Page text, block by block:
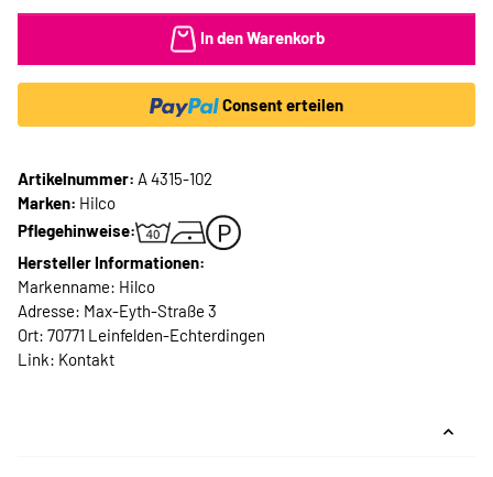
In den Warenkorb
Consent erteilen
Artikelnummer: A 4315-102
Marken: Hilco
Pflegehinweise:
Hersteller Informationen:
Markenname: Hilco
Adresse: Max-Eyth-Straße 3
Ort: 70771 Leinfelden-Echterdingen
Link: Kontakt